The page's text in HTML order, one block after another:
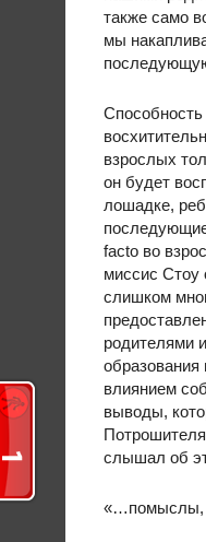
также само
мы
Способность
взрослых
он будет
лошадке,
fасtо во
миссис Стоу
слишком
родителями
влиянием
выводы,
слышал об
«…помыслы,